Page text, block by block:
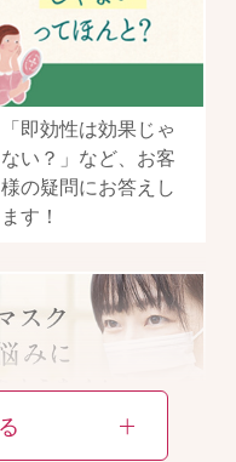
「即効性は効果じゃ
ない？」など、お客
様の疑問にお答えし
ます！